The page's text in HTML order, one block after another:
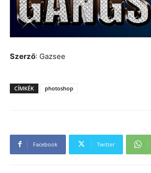
Szerző: Gazsee
CÍMKÉK photoshop
Facebook Twitter